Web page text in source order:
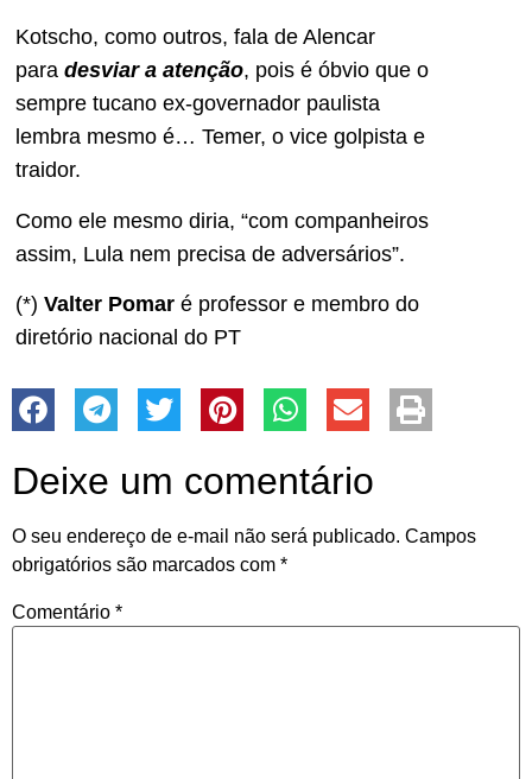
Kotscho, como outros, fala de Alencar
para desviar a atenção, pois é óbvio que o
sempre tucano ex-governador paulista
lembra mesmo é… Temer, o vice golpista e
traidor.
Como ele mesmo diria, “com companheiros
assim, Lula nem precisa de adversários”.
(*) Valter Pomar é professor e membro do
diretório nacional do PT
Deixe um comentário
O seu endereço de e-mail não será publicado. Campos
obrigatórios são marcados com *
Comentário *